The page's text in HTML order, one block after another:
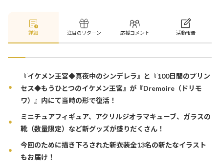
詳細 注目のリターン 応援コメント 活動報告
『イケメン王宮◆真夜中のシンデレラ』と『100日間のプリン
セス◆もうひとつのイケメン王宮』が『Dremoire（ドリモ
ワ）』内にて当時の形で復活！
ミニチュアフィギュア、アクリルジオラマキューブ、ガラスの
靴（数量限定）など新グッズが盛りだくさん！
今回のために描き下ろされた新衣装全13名の新たなイラスト
もお届け！